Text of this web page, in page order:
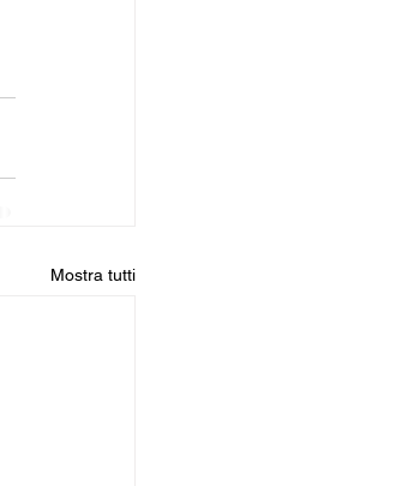
Mostra tutti